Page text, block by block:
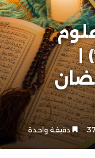
القرآن والتفسير (73) |
دقيقة واحدة